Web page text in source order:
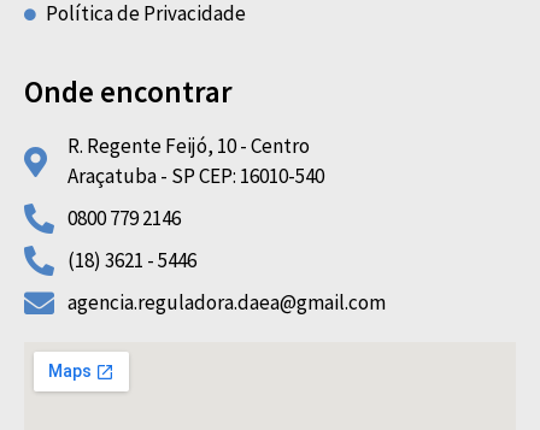
Política de Privacidade
Onde encontrar
R. Regente Feijó, 10 - Centro
Araçatuba - SP CEP: 16010-540
0800 779 2146
(18) 3621 - 5446
agencia.reguladora.daea@gmail.com